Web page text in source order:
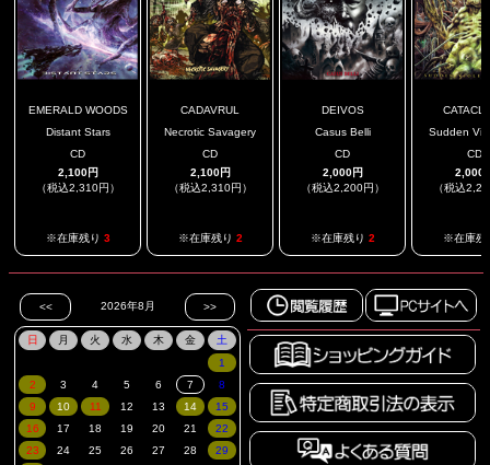
EMERALD WOODS
Distant Stars
CD
2,100円
（税込2,310円）
※在庫残り 3
CADAVRUL
Necrotic Savagery
CD
2,100円
（税込2,310円）
※在庫残り 2
DEIVOS
Casus Belli
CD
2,000円
（税込2,200円）
※在庫残り 2
Sudden
CD
2,000
（税込
※在庫残